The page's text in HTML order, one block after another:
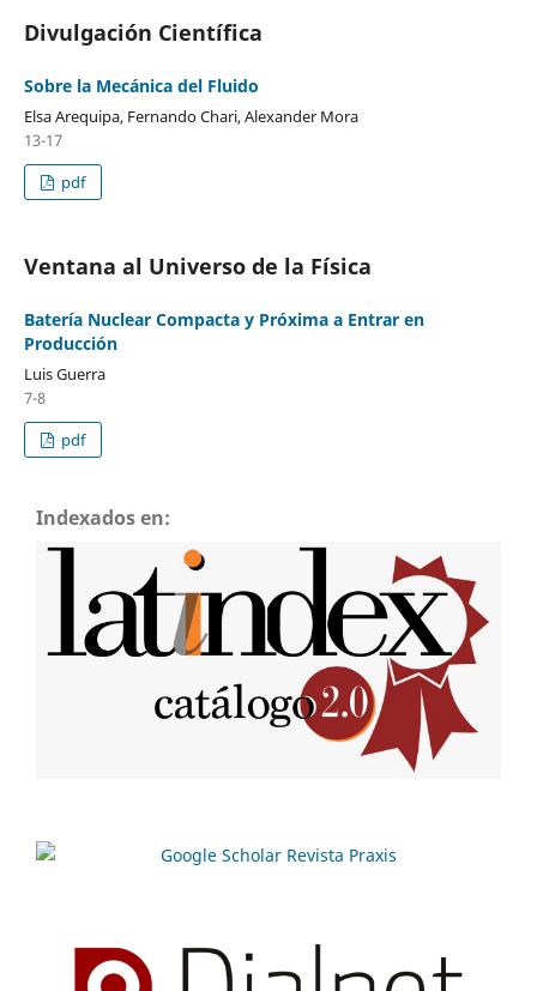
Divulgación Científica
Sobre la Mecánica del Fluido
Elsa Arequipa, Fernando Chari, Alexander Mora
13-17
pdf
Ventana al Universo de la Física
Batería Nuclear Compacta y Próxima a Entrar en
Producción
Luis Guerra
7-8
pdf
Indexados en: